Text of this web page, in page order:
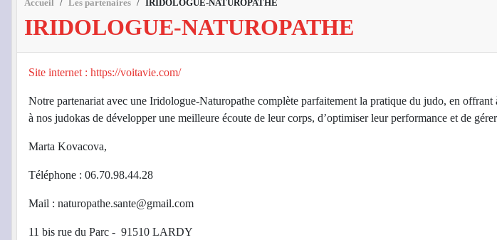
Accueil Les partenaires IRIDOLOGUE-NATUROPATHE
IRIDOLOGUE-NATUROPATHE
Site internet : https://voitavie.com/
Notre partenariat avec une Iridologue-Naturopathe complète parfaitement la pratique du judo, en
à nos judokas de développer une meilleure écoute de leur corps, d’optimiser leur performance et de
Marta Kovacova,
Téléphone : 06.70.98.44.28
Mail : naturopathe.sante@gmail.com
11 bis rue du Parc - 91510 LARDY